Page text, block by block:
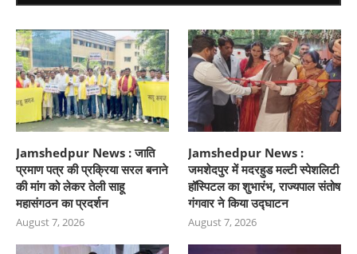
Jamshedpur News : जाति
प्रमाण पत्र की प्रक्रिया सरल बनाने
की मांग को लेकर तेली साहू
महासंगठन का प्रदर्शन
August 7, 2026
Jamshedpur News :
जमशेदपुर में मदरहुड मल्टी स्पेशलिटी
हॉस्पिटल का शुभारंभ, राज्यपाल संतोष
गंगवार ने किया उद्घाटन
August 7, 2026